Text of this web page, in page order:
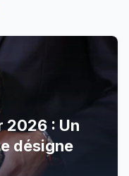
2026 : Un
désigne